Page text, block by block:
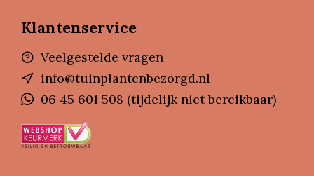
Klantenservice
Veelgestelde vragen
info@tuinplantenbezorgd.nl
06 45 601 508 (tijdelijk niet bereikbaar)